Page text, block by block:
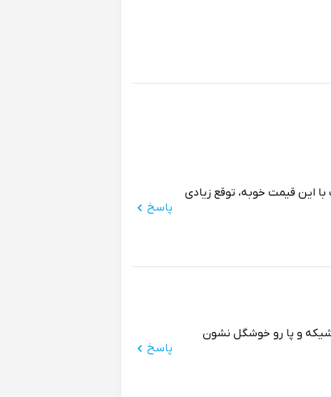
این قیمت خوبه، توقع زیادی
پاسخ
شیکه و پا رو خوشگل نشون
پاسخ